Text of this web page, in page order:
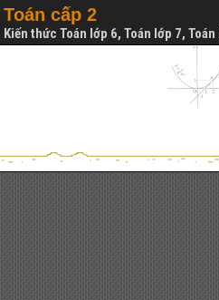
Toán cấp 2
Kiến thức Toán lớp 6, Toán lớp 7,